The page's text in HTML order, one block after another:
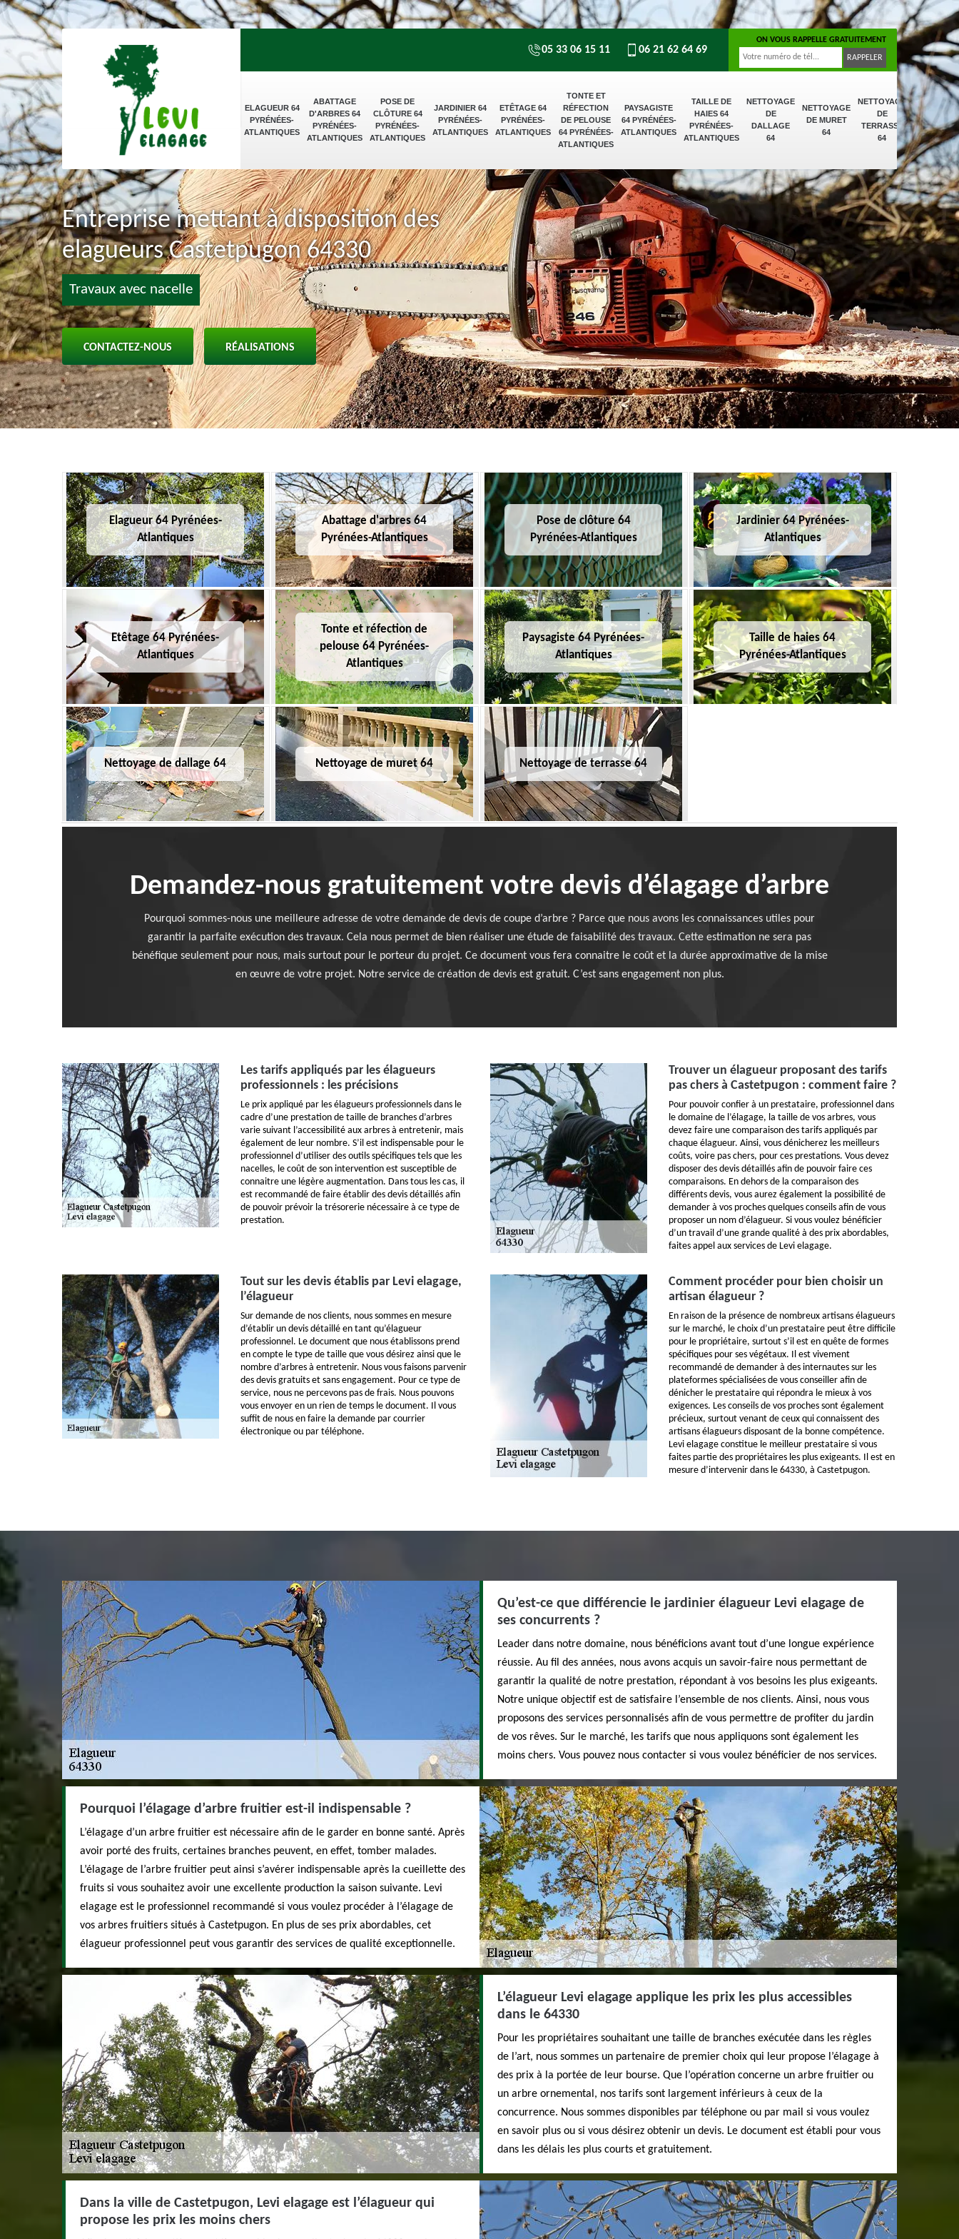
ELAGUEUR 64
PYRÉNÉES-
ATLANTIQUES
ABATTAGE
D'ARBRES 64
PYRÉNÉES-
ATLANTIQUES
POSE DE
CLÔTURE 64
PYRÉNÉES-
ATLANTIQUES
JARDINIER 64
PYRÉNÉES-
ATLANTIQUES
ETÊTAGE 64
PYRÉNÉES-
ATLANTIQUES
TONTE ET
RÉFECTION
DE PELOUSE
64 PYRÉNÉES-
ATLANTIQUES
PAYSAGISTE
64 PYRÉNÉES-
ATLANTIQUES
TAILLE DE
HAIES 64
PYRÉNÉES-
ATLANTIQUES
NETTOYAGE
DE
DALLAGE
64
NETTOYAGE
DE MURET
64
NETTOYAGE
DE
TERRASSE
64
05 33 06 15 11 06 21 62 64 69
ON VOUS RAPPELLE GRATUITEMENT
Entreprise mettant à disposition des
elagueurs Castetpugon 64330
Travaux avec nacelle
CONTACTEZ-NOUS RÉALISATIONS
Elagueur 64 Pyrénées-
Atlantiques
Abattage d'arbres 64
Pyrénées-Atlantiques
Pose de clôture 64
Pyrénées-Atlantiques
Jardinier 64 Pyrénées-
Atlantiques
Etêtage 64 Pyrénées-
Atlantiques
Tonte et réfection de
pelouse 64 Pyrénées-
Atlantiques
Paysagiste 64 Pyrénées-
Atlantiques
Taille de haies 64
Pyrénées-Atlantiques
Nettoyage de dallage 64 Nettoyage de muret 64 Nettoyage de terrasse 64
Demandez-nous gratuitement votre devis d’élagage d’arbre
Pourquoi sommes-nous une meilleure adresse de votre demande de devis de coupe d’arbre ? Parce que nous avons les connaissances utiles pour
garantir la parfaite exécution des travaux. Cela nous permet de bien réaliser une étude de faisabilité des travaux. Cette estimation ne sera pas
bénéfique seulement pour nous, mais surtout pour le porteur du projet. Ce document vous fera connaitre le coût et la durée approximative de la mise
en œuvre de votre projet. Notre service de création de devis est gratuit. C’est sans engagement non plus.
Les tarifs appliqués par les élagueurs
professionnels : les précisions
Le prix appliqué par les élagueurs professionnels dans le
cadre d’une prestation de taille de branches d’arbres
varie suivant l’accessibilité aux arbres à entretenir, mais
également de leur nombre. S’il est indispensable pour le
professionnel d’utiliser des outils spécifiques tels que les
nacelles, le coût de son intervention est susceptible de
connaitre une légère augmentation. Dans tous les cas, il
est recommandé de faire établir des devis détaillés afin
de pouvoir prévoir la trésorerie nécessaire à ce type de
prestation.
Trouver un élagueur proposant des tarifs
pas chers à Castetpugon : comment faire ?
Pour pouvoir confier à un prestataire, professionnel dans
le domaine de l’élagage, la taille de vos arbres, vous
devez faire une comparaison des tarifs appliqués par
chaque élagueur. Ainsi, vous dénicherez les meilleurs
coûts, voire pas chers, pour ces prestations. Vous devez
disposer des devis détaillés afin de pouvoir faire ces
comparaisons. En dehors de la comparaison des
différents devis, vous aurez également la possibilité de
demander à vos proches quelques conseils afin de vous
proposer un nom d’élagueur. Si vous voulez bénéficier
d’un travail d’une grande qualité à des prix abordables,
faites appel aux services de Levi elagage.
Tout sur les devis établis par Levi elagage,
l’élagueur
Sur demande de nos clients, nous sommes en mesure
d’établir un devis détaillé en tant qu’élagueur
professionnel. Le document que nous établissons prend
en compte le type de taille que vous désirez ainsi que le
nombre d’arbres à entretenir. Nous vous faisons parvenir
des devis gratuits et sans engagement. Pour ce type de
service, nous ne percevons pas de frais. Nous pouvons
vous envoyer en un rien de temps le document. Il vous
suffit de nous en faire la demande par courrier
électronique ou par téléphone.
Comment procéder pour bien choisir un
artisan élagueur ?
En raison de la présence de nombreux artisans élagueurs
sur le marché, le choix d’un prestataire peut être difficile
pour le propriétaire, surtout s’il est en quête de formes
spécifiques pour ses végétaux. Il est vivement
recommandé de demander à des internautes sur les
plateformes spécialisées de vous conseiller afin de
dénicher le prestataire qui répondra le mieux à vos
exigences. Les conseils de vos proches sont également
précieux, surtout venant de ceux qui connaissent des
artisans élagueurs disposant de la bonne compétence.
Levi elagage constitue le meilleur prestataire si vous
faites partie des propriétaires les plus exigeants. Il est en
mesure d’intervenir dans le 64330, à Castetpugon.
Qu’est-ce que différencie le jardinier élagueur Levi elagage de
ses concurrents ?
Leader dans notre domaine, nous bénéficions avant tout d’une longue expérience
réussie. Au fil des années, nous avons acquis un savoir-faire nous permettant de
garantir la qualité de notre prestation, répondant à vos besoins les plus exigeants.
Notre unique objectif est de satisfaire l’ensemble de nos clients. Ainsi, nous vous
proposons des services personnalisés afin de vous permettre de profiter du jardin
de vos rêves. Sur le marché, les tarifs que nous appliquons sont également les
moins chers. Vous pouvez nous contacter si vous voulez bénéficier de nos services.
Pourquoi l’élagage d’arbre fruitier est-il indispensable ?
L’élagage d’un arbre fruitier est nécessaire afin de le garder en bonne santé. Après
avoir porté des fruits, certaines branches peuvent, en effet, tomber malades.
L’élagage de l’arbre fruitier peut ainsi s’avérer indispensable après la cueillette des
fruits si vous souhaitez avoir une excellente production la saison suivante. Levi
elagage est le professionnel recommandé si vous voulez procéder à l’élagage de
vos arbres fruitiers situés à Castetpugon. En plus de ses prix abordables, cet
élagueur professionnel peut vous garantir des services de qualité exceptionnelle.
L’élagueur Levi elagage applique les prix les plus accessibles
dans le 64330
Pour les propriétaires souhaitant une taille de branches exécutée dans les règles
de l’art, nous sommes un partenaire de premier choix qui leur propose l’élagage à
des prix à la portée de leur bourse. Que l’opération concerne un arbre fruitier ou
un arbre ornemental, nos tarifs sont largement inférieurs à ceux de la
concurrence. Nous sommes disponibles par téléphone ou par mail si vous voulez
en savoir plus ou si vous désirez obtenir un devis. Le document est établi pour vous
dans les délais les plus courts et gratuitement.
Dans la ville de Castetpugon, Levi elagage est l’élagueur qui
propose les prix les moins chers